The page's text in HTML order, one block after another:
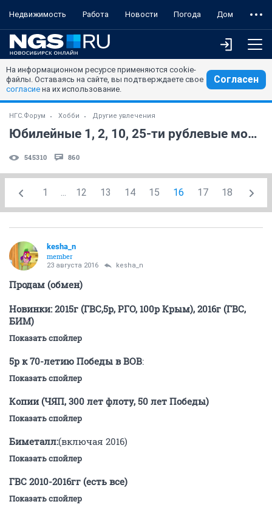
Недвижимость Работа Новости Погода Дом
На информационном ресурсе применяются cookie-
файлы. Оставаясь на сайте, вы подтверждаете свое
согласие на их использование.
Согласен
НГС.Форум Хобби Другие увлечения
Юбилейные 1, 2, 10, 25-ти рублевые монеты РФ!!! (часть 6)
545310 860
1 ... 12 13 14 15 16 17 18
kesha_n
member
23 августа 2016 kesha_n
Продам (обмен)
Новинки: 2015г (ГВС,5р, РГО, 100р Крым), 2016г (ГВС,
БИМ)
Показать спойлер
5р к 70-летию Победы в ВОВ:
Показать спойлер
Копии (ЧЯП, 300 лет флоту, 50 лет Победы)
Показать спойлер
Биметалл:(включая 2016)
Показать спойлер
ГВС 2010-2016гг (есть все)
Показать спойлер